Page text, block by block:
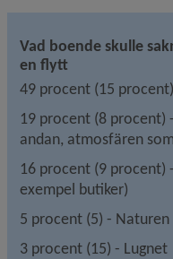
Vad boende skulle
en flytt
49 procent (15
19 procent (8 procent)
andan, atmosfären
16 procent (9 procent)
exempel butiker)
5 procent (5) - Naturen
3 procent (15) - Lugnet